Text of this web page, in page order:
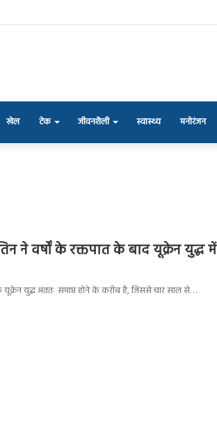
खेल टेक जीवनशैली स्वास्थ्य मनोरंजन
ने वर्षों के रक्तपात के बाद यूक्रेन युद्ध में
यूक्रेन युद्ध अंततः समाप्त होने के करीब है, जिससे चार साल से…